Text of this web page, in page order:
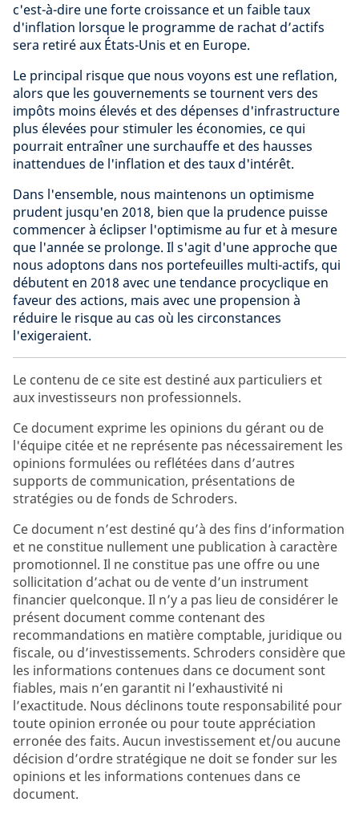
c'est-à-dire une forte croissance et un faible taux
d'inflation lorsque le programme de rachat d’actifs
sera retiré aux États-Unis et en Europe.
Le principal risque que nous voyons est une reflation,
alors que les gouvernements se tournent vers des
impôts moins élevés et des dépenses d'infrastructure
plus élevées pour stimuler les économies, ce qui
pourrait entraîner une surchauffe et des hausses
inattendues de l'inflation et des taux d'intérêt.
Dans l'ensemble, nous maintenons un optimisme
prudent jusqu'en 2018, bien que la prudence puisse
commencer à éclipser l'optimisme au fur et à mesure
que l'année se prolonge. Il s'agit d'une approche que
nous adoptons dans nos portefeuilles multi-actifs, qui
débutent en 2018 avec une tendance procyclique en
faveur des actions, mais avec une propension à
réduire le risque au cas où les circonstances
l'exigeraient.
Le contenu de ce site est destiné aux particuliers et
aux investisseurs non professionnels.
Ce document exprime les opinions du gérant ou de
l'équipe citée et ne représente pas nécessairement les
opinions formulées ou reflétées dans d’autres
supports de communication, présentations de
stratégies ou de fonds de Schroders.
Ce document n’est destiné qu’à des fins d’information
et ne constitue nullement une publication à caractère
promotionnel. Il ne constitue pas une offre ou une
sollicitation d’achat ou de vente d’un instrument
financier quelconque. Il n’y a pas lieu de considérer le
présent document comme contenant des
recommandations en matière comptable, juridique ou
fiscale, ou d’investissements. Schroders considère que
les informations contenues dans ce document sont
fiables, mais n’en garantit ni l’exhaustivité ni
l’exactitude. Nous déclinons toute responsabilité pour
toute opinion erronée ou pour toute appréciation
erronée des faits. Aucun investissement et/ou aucune
décision d’ordre stratégique ne doit se fonder sur les
opinions et les informations contenues dans ce
document.